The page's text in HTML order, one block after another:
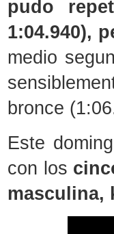
pudo
1:04.940),
medio
bronce
Este
con los
masculina,